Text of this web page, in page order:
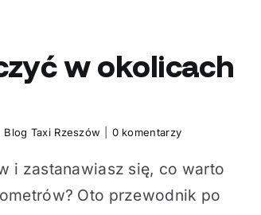
w okolicach
Blog Taxi Rzeszów 0 komentarzy
i zastanawiasz się, co warto
Oto przewodnik po